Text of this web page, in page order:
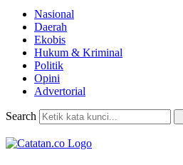
Nasional
Daerah
Ekobis
Hukum & Kriminal
Politik
Opini
Advertorial
Search